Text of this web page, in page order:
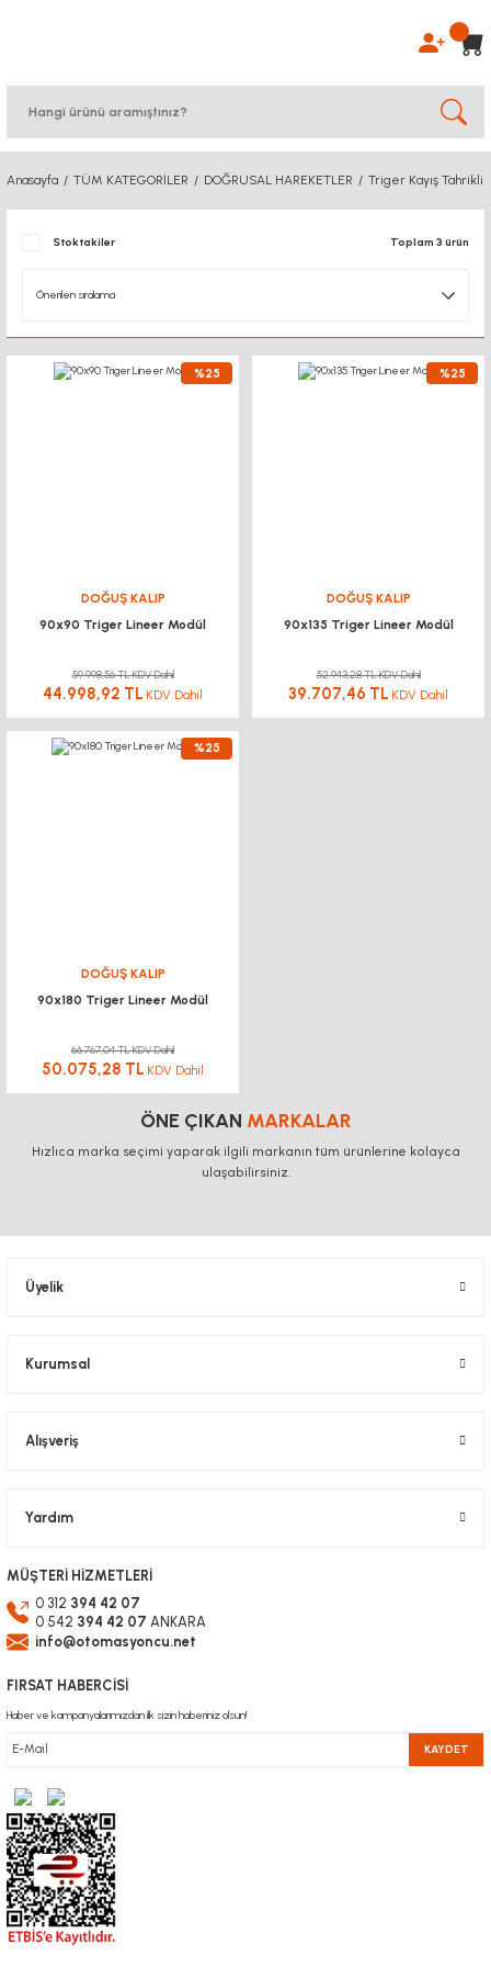
Anasayfa TÜM KATEGORİLER DOĞRUSAL HAREKETLER Triger Kayış
Stoktakiler Toplam 3 ürün
%25
DOĞUŞ KALIP
90x90 Triger Lineer Modül
59.998,56 TL KDV Dahil
44.998,92 TL KDV Dahil
%25
DOĞUŞ KALIP
90x135 Triger Lineer Modül
52.943,28 TL KDV Dahil
39.707,46 TL KDV Dahil
%25
DOĞUŞ KALIP
90x180 Triger Lineer Modül
66.767,04 TL KDV Dahil
50.075,28 TL KDV Dahil
ÖNE ÇIKAN MARKALAR
Hızlıca marka seçimi yaparak ilgili markanın tüm ürünlerine kolayca
ulaşabilirsiniz.
Üyelik
Kurumsal
Alışveriş
Yardım
MÜŞTERİ HİZMETLERİ
0 312 394 42 07
0 542 394 42 07 ANKARA
info@otomasyoncu.net
FIRSAT HABERCİSİ
Haber ve kampanyalarımızdan ilk sizin haberiniz olsun!
KAYDET